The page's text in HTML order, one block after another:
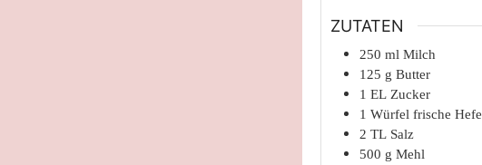
ZUTATEN
250 ml Milch
125 g Butter
1 EL Zucker
1 Würfel frische Hefe
2 TL Salz
500 g Mehl